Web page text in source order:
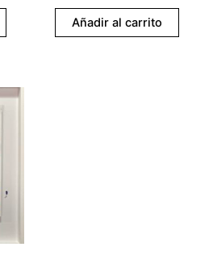
Añadir al carrito